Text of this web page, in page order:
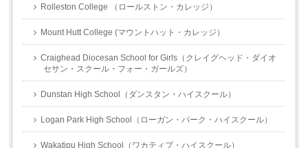
Rolleston College （ロールストン・カレッジ）
Mount Hutt College (マウントハット・カレッジ）
Craighead Diocesan School for Girls（クレイグヘッド・ダイオ
セサン・スクール・フォー・ガールズ）
Dunstan High School（ダンスタン・ハイスクール）
Logan Park High School（ローガン・パーク・ハイスクール）
Wakatipu High School（ワカティプ・ハイスクール）